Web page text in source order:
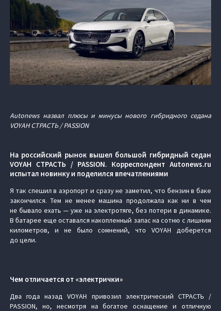
Autonews назвал плюсы и минусы нового гибридного седана
VOYAH СТРАСТЬ / PASSION
На российский рынок вышел большой гибридный седан
VOYAH СТРАСТЬ / PASSION. Корреспондент Autonews.ru
испытал новинку и поделился впечатлениями
Я так спешил в аэропорт и сразу не заметил, что бензин в баке
закончился. Тем не менее машина продолжала как ни в чем
не бывало ехать — уже на электротяге, без потери в динамике.
В батарее еще оставался накопленный запас на сотню с лишним
километров, и не было сомнений, что VOYAH доберется
до цели.
Чем отличается от «электрички»
Два года назад VOYAH привозил электрический СТРАСТЬ /
PASSION, но, несмотря на богатое оснащение и отличную